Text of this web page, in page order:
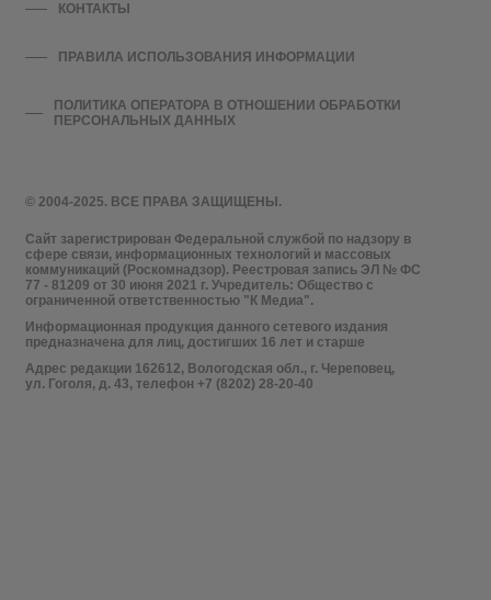
© 2004-2025. ВСЕ ПРАВА ЗАЩИЩЕНЫ.
Сайт зарегистрирован Федеральной службой по надзору в
сфере связи, информационных технологий и массовых
коммуникаций (Роскомнадзор). Реестровая запись ЭЛ № ФС
77 - 81209 от 30 июня 2021 г. Учредитель: Общество с
ограниченной ответственностью "К Медиа".
Информационная продукция данного сетевого издания
предназначена для лиц, достигших 16 лет и старше
Адрес редакции 162612, Вологодская обл., г. Череповец,
ул. Гоголя, д. 43, телефон +7 (8202) 28-20-40
КОНТАКТЫ
ПРАВИЛА ИСПОЛЬЗОВАНИЯ ИНФОРМАЦИИ
ПОЛИТИКА ОПЕРАТОРА В ОТНОШЕНИИ ОБРАБОТКИ
ПЕРСОНАЛЬНЫХ ДАННЫХ